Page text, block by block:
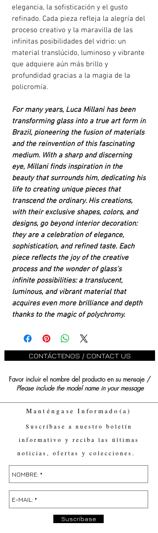
elegancia, la sofisticación y el gusto
refinado. Cada pieza refleja la alegría del
proceso creativo y la maravilla de las
infinitas posibilidades del vidrio: un
material translúcido, luminoso y vibrante
que adquiere aún más brillo y
profundidad gracias a la magia de la
policromía.
For many years, Luca Millani has been
transforming glass into a true art form in
Brazil, pioneering the fusion of materials
and the reinvention of this fascinating
medium. With a sharp and discerning
eye, Millani finds inspiration in the
beauty that surrounds him, dedicating his
life to creating unique pieces that
transcend the ordinary. His creations,
with their exclusive shapes, colors, and
designs, go beyond interior decoration:
they are a celebration of elegance,
sophistication, and refined taste. Each
piece reflects the joy of the creative
process and the wonder of glass's
infinite possibilities: a translucent,
luminous, and vibrant material that
acquires even more brilliance and depth
thanks to the magic of polychromy.
CONTÁCTENOS / CONTACT US
Favor incluir el nombre del producto en su mensaje /
Please include the model name in your message
Manténgase Informado(a)
Suscríbase a nuestro boletín
informativo y reciba las últimas
noticias, ofertas y colecciones.
Suscríbase